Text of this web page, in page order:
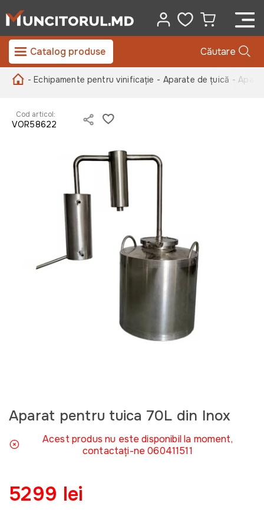
Catalog produse Căutare
- Echipamente pentru vinificație - Aparate de țuică -
Cod articol:
VOR58622
Aparat pentru tuica 70L din Inox
Acest produs nu este disponibil la moment,
contactați-ne 060411511
5299 lei